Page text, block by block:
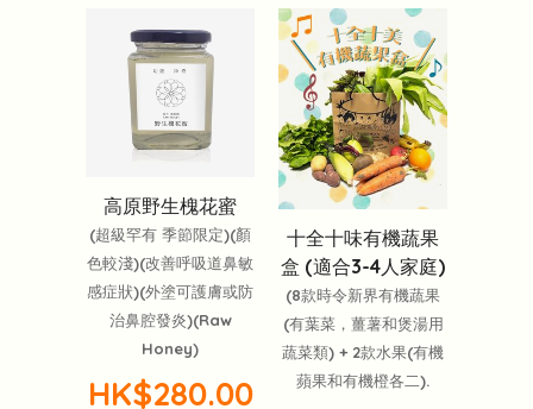
高原野生槐花蜜
(超級罕有 季節限定)(顏
色較淺)(改善呼吸道鼻敏
感症狀)(外塗可護膚或防
治鼻腔發炎)(Raw
Honey)
HK$280.00
十全十味有機蔬果
盒 (適合3-4人家庭)
(8款時令新界有機蔬果
(有葉菜，薑薯和煲湯用
蔬菜類) + 2款水果(有機
蘋果和有機橙各二).